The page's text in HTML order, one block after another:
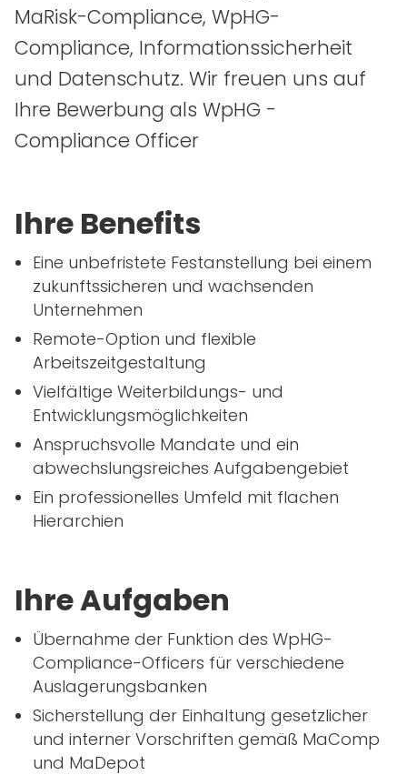
MaRisk-Compliance, WpHG-
Compliance, Informationssicherheit
und Datenschutz. Wir freuen uns auf
Ihre Bewerbung als WpHG -
Compliance Officer
Ihre Benefits
Eine unbefristete Festanstellung bei einem
zukunftssicheren und wachsenden
Unternehmen
Remote-Option und flexible
Arbeitszeitgestaltung
Vielfältige Weiterbildungs- und
Entwicklungsmöglichkeiten
Anspruchsvolle Mandate und ein
abwechslungsreiches Aufgabengebiet
Ein professionelles Umfeld mit flachen
Hierarchien
Ihre Aufgaben
Übernahme der Funktion des WpHG-
Compliance-Officers für verschiedene
Auslagerungsbanken
Sicherstellung der Einhaltung gesetzlicher
und interner Vorschriften gemäß MaComp
und MaDepot